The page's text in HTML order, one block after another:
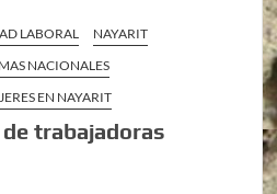
LABORAL
NAYARIT
NACIONALES
EN NAYARIT
trabajadoras